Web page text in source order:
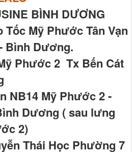
BÌNH DƯƠNG
Tốc Mỹ Phước Tân Vạn
Bình Dương.
Phước 2 Tx Bến Cát
NB14 Mỹ Phước 2 -
Dương ( sau lưng
2)
Thái Học Phường 7